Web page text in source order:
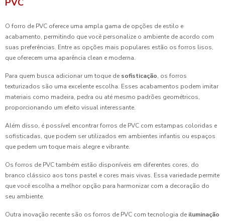
PVC
O forro de PVC oferece uma ampla gama de opções de estilo e
acabamento, permitindo que você personalize o ambiente de acordo com
suas preferências. Entre as opções mais populares estão os forros lisos,
que oferecem uma aparência clean e moderna.
Para quem busca adicionar um toque de sofisticação, os forros
texturizados são uma excelente escolha. Esses acabamentos podem imitar
materiais como madeira, pedra ou até mesmo padrões geométricos,
proporcionando um efeito visual interessante.
Além disso, é possível encontrar forros de PVC com estampas coloridas e
sofisticadas, que podem ser utilizados em ambientes infantis ou espaços
que pedem um toque mais alegre e vibrante.
Os forros de PVC também estão disponíveis em diferentes cores, do
branco clássico aos tons pastel e cores mais vivas. Essa variedade permite
que você escolha a melhor opção para harmonizar com a decoração do
seu ambiente.
Outra inovação recente são os forros de PVC com tecnologia de iluminação